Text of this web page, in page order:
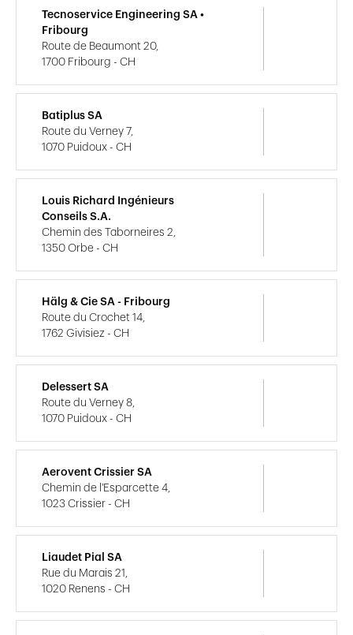
Tecnoservice Engineering SA •
Fribourg
Route de Beaumont 20,
1700 Fribourg - CH
Batiplus SA
Route du Verney 7,
1070 Puidoux - CH
Louis Richard Ingénieurs
Conseils S.A.
Chemin des Taborneires 2,
1350 Orbe - CH
Hälg & Cie SA - Fribourg
Route du Crochet 14,
1762 Givisiez - CH
Delessert SA
Route du Verney 8,
1070 Puidoux - CH
Aerovent Crissier SA
Chemin de l'Esparcette 4,
1023 Crissier - CH
Liaudet Pial SA
Rue du Marais 21,
1020 Renens - CH